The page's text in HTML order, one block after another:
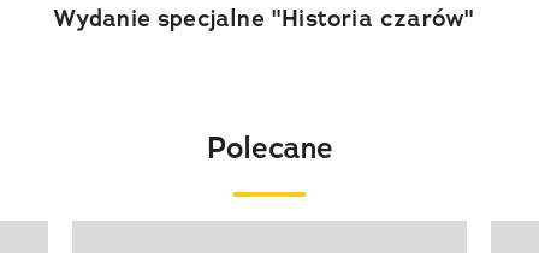
Wydanie specjalne "Historia czarów"
Polecane